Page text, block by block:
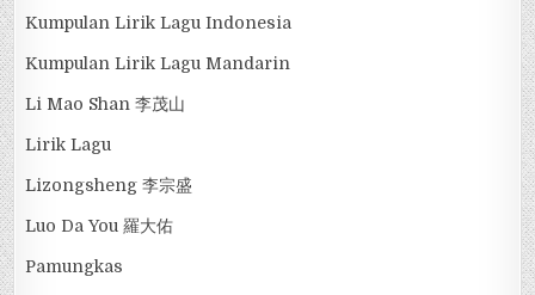
Kumpulan Lirik Lagu Indonesia
Kumpulan Lirik Lagu Mandarin
Li Mao Shan 李茂山
Lirik Lagu
Lizongsheng 李宗盛
Luo Da You 羅大佑
Pamungkas